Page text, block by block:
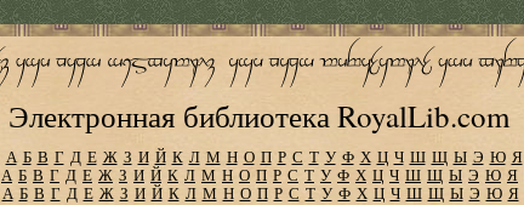
Электронная библиотека RoyalLib.com
А Б В Г Д Е Ж З И Й К Л М Н О П Р С Т У Ф Х Ц Ч Ш Щ Ы Э Ю Я
А Б В Г Д Е Ж З И Й К Л М Н О П Р С Т У Ф Х Ц Ч Ш Щ Ы Э Ю Я
А Б В Г Д Е Ж З И Й К Л М Н О П Р С Т У Ф Х Ц Ч Ш Щ Ы Э Ю Я